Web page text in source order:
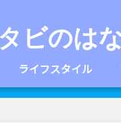
ビのは
ライフスタイル